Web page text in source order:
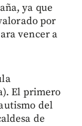
ya que
por
vencer a
El primero
del
de